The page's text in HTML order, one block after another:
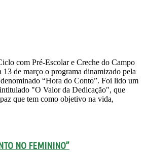
com Pré-Escolar e Creche do Campo
de março o programa dinamizado pela
“Hora do Conto”. Foi lido um
"O Valor da Dedicação", que
que tem como objetivo na vida,
NO FEMININO”